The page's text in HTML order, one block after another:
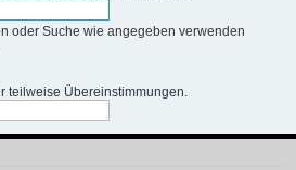
oder Suche wie angegeben verwenden
teilweise Übereinstimmungen.